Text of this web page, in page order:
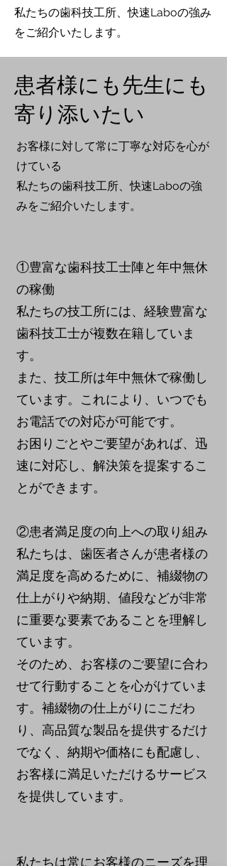
私たちの歯科技工所、快速Laboの強み
をご紹介いたします。
患者様にも先生にも
寄り添いたい
お客様に対して常に丁寧な対応を心が
けている
私たちの歯科技工所、快速Laboの強
みをご紹介いたします。
①豊富な歯科技工士陣と年中無休
の稼働
私たちの技工所には、経験豊富な
歯科技工士が複数在籍していま
す。
また、技工所は年中無休で稼働し
ています。これにより、いつでも
お電話での対応が可能です。
お困りごとやご要望があれば、迅
速に対応し、解決策を提案するこ
とができます。
②患者満足度の向上への取り組み
私たちは、歯医者さんが患者様の
満足度を高めるために、補綴物の
仕上がりや納期、値段などが非常
に重要な要素であることを理解し
ています。
そのため、お客様のご要望に合わ
せて行動することを心がけていま
す。補綴物の仕上がりにこだわ
り、高品質な製品を提供するだけ
でなく、納期や価格にも配慮し、
お客様に満足いただけるサービス
を提供しています。
私たちは常にお客様のニーズを理